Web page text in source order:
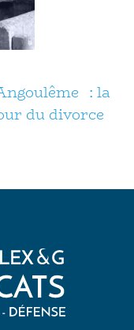
: la
du divorce